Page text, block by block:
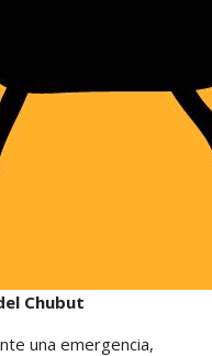
Chubut
una emergencia,